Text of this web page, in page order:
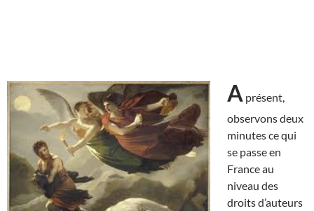
A présent,
observons deux
minutes ce qui
se passe en
France au
niveau des
droits d’auteurs